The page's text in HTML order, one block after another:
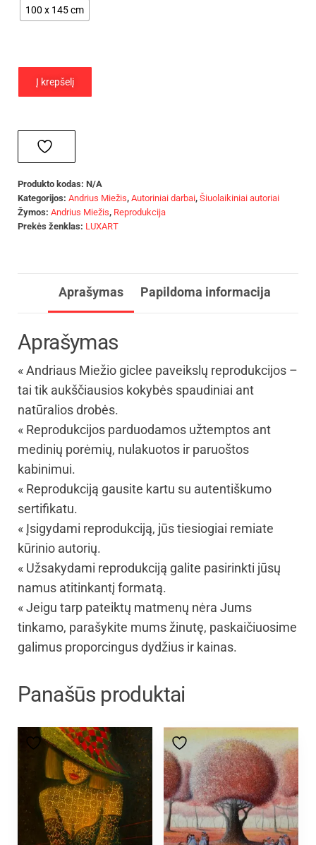
100 x 145 cm
Į krepšelį
Produkto kodas: N/A
Kategorijos: Andrius Miežis, Autoriniai darbai, Šiuolaikiniai autoriai
Žymos: Andrius Miežis, Reprodukcija
Prekės ženklas: LUXART
Aprašymas Papildoma informacija
Aprašymas
« Andriaus Miežio giclee paveikslų reprodukcijos –
tai tik aukščiausios kokybės spaudiniai ant
natūralios drobės.
« Reprodukcijos parduodamos užtemptos ant
medinių porėmių, nulakuotos ir paruoštos
kabinimui.
« Reprodukciją gausite kartu su autentiškumo
sertifikatu.
« Įsigydami reprodukciją, jūs tiesiogiai remiate
kūrinio autorių.
« Užsakydami reprodukciją galite pasirinkti jūsų
namus atitinkantį formatą.
« Jeigu tarp pateiktų matmenų nėra Jums
tinkamo, parašykite mums žinutę, paskaičiuosime
galimus proporcingus dydžius ir kainas.
Panašūs produktai